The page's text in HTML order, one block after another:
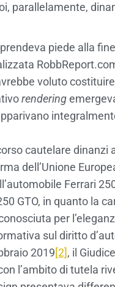
parallelamente,
piede alla
voluto
rendering
cautelare dinanzi
dell’Unione
Ferrari
GTO, in quanto la
per
sul diritto
2019[2], il
l’ambito di tutela